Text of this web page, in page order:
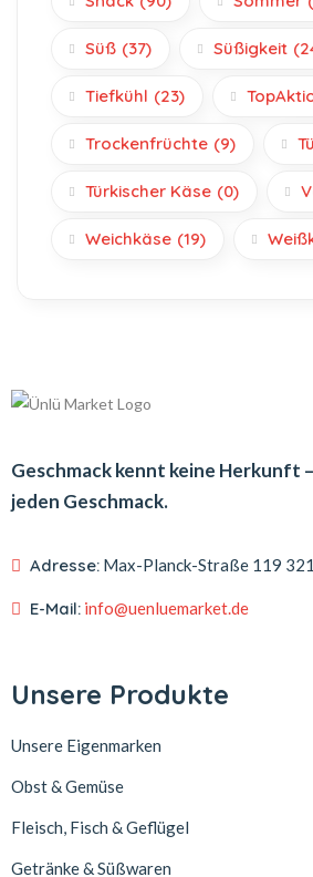
Süß (37) Süßigkeit
Tiefkühl (23)
Trockenfrüchte (9)
Türkischer Käse (0)
Weichkäse (19)
Geschmack kennt keine Herkunft
jeden Geschmack.
Adresse: Max-Planck-Straße 119
E-Mail: info@uenluemarket.de
Unsere Produkte
Unsere Eigenmarken
Obst & Gemüse
Fleisch, Fisch & Geflügel
Getränke & Süßwaren